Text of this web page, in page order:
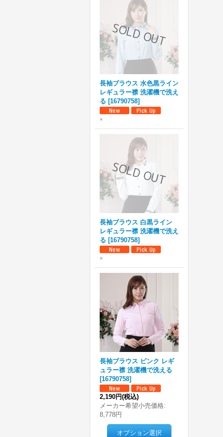
長袖ブラウス 水色黒ライン
レギュラー襟 洗濯機で洗え
る [16790758]
×
長袖ブラウス 白黒ライン
レギュラー襟 洗濯機で洗え
る [16790758]
×
長袖ブラウス ピンク レギ
ュラー襟 洗濯機で洗える
[16790758]
2,190円(税込)
メーカー希望小売価格:
8,778円